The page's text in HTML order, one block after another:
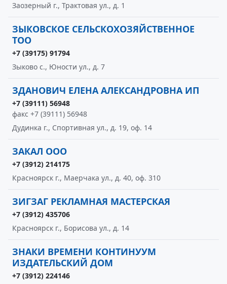
Заозерный г., Трактовая ул., д. 1
ЗЫКОВСКОЕ СЕЛЬСКОХОЗЯЙСТВЕННОЕ
ТОО
+7 (39175) 91794
Зыково с., Юности ул., д. 7
ЗДАНОВИЧ ЕЛЕНА АЛЕКСАНДРОВНА ИП
+7 (39111) 56948
факс +7 (39111) 56948
Дудинка г., Спортивная ул., д. 19, оф. 14
ЗАКАЛ ООО
+7 (3912) 214175
Красноярск г., Маерчака ул., д. 40, оф. 310
ЗИГЗАГ РЕКЛАМНАЯ МАСТЕРСКАЯ
+7 (3912) 435706
Красноярск г., Борисова ул., д. 14
ЗНАКИ ВРЕМЕНИ КОНТИНУУМ
ИЗДАТЕЛЬСКИЙ ДОМ
+7 (3912) 224146